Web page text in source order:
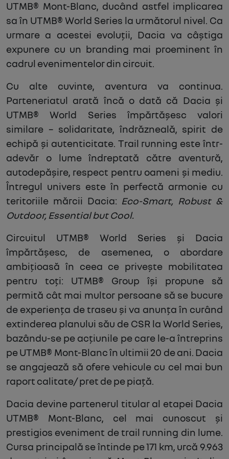
UTMB® Mont-Blanc, ducând astfel implicarea
sa în UTMB® World Series la următorul nivel. Ca
urmare a acestei evoluții, Dacia va câștiga
expunere cu un branding mai proeminent în
cadrul evenimentelor din circuit.
Cu alte cuvinte, aventura va continua.
Parteneriatul arată încă o dată că Dacia și
UTMB® World Series împărtășesc valori
similare – solidaritate, îndrăzneală, spirit de
echipă și autenticitate. Trail running este într-
adevăr o lume îndreptată către aventură,
autodepășire, respect pentru oameni și mediu.
Întregul univers este în perfectă armonie cu
teritoriile mărcii Dacia: Eco-Smart, Robust &
Outdoor, Essential but Cool.
Circuitul UTMB® World Series și Dacia
împărtășesc, de asemenea, o abordare
ambițioasă în ceea ce privește mobilitatea
pentru toți: UTMB® Group își propune să
permită cât mai multor persoane să se bucure
de experiența de traseu și va anunța în curând
extinderea planului său de CSR la World Series,
bazându-se pe acțiunile pe care le-a întreprins
pe UTMB® Mont-Blanc în ultimii 20 de ani. Dacia
se angajează să ofere vehicule cu cel mai bun
raport calitate/ pret de pe piață.
Dacia devine partenerul titular al etapei Dacia
UTMB® Mont-Blanc, cel mai cunoscut și
prestigios eveniment de trail running din lume.
Cursa principală se întinde pe 171 km, urcă 9.963